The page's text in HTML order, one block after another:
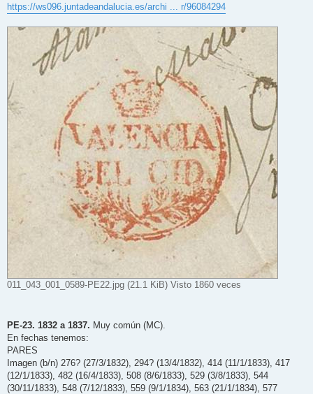
https://ws096.juntadeandalucia.es/archi ... r/96084294
011_043_001_0589-PE22.jpg (21.1 KiB) Visto 1860 veces
PE-23. 1832 a 1837. Muy común (MC).
En fechas tenemos:
PARES
Imagen (b/n) 276? (27/3/1832), 294? (13/4/1832), 414 (11/1/1833), 417
(12/1/1833), 482 (16/4/1833), 508 (8/6/1833), 529 (3/8/1833), 544
(30/11/1833), 548 (7/12/1833), 559 (9/1/1834), 563 (21/1/1834), 577